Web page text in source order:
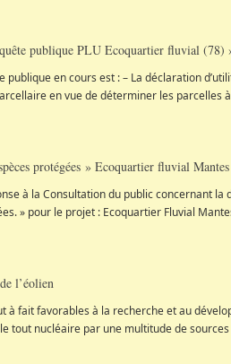
publique PLU Ecoquartier fluvial (78)
publique en cours est : – La déclaration
en vue de déterminer les
protégées » Ecoquartier fluvial
à la Consultation du public concernant la
» pour le projet : Ecoquartier Fluvial
l’éolien
à fait favorables à la recherche et au
tout nucléaire par une multitude de